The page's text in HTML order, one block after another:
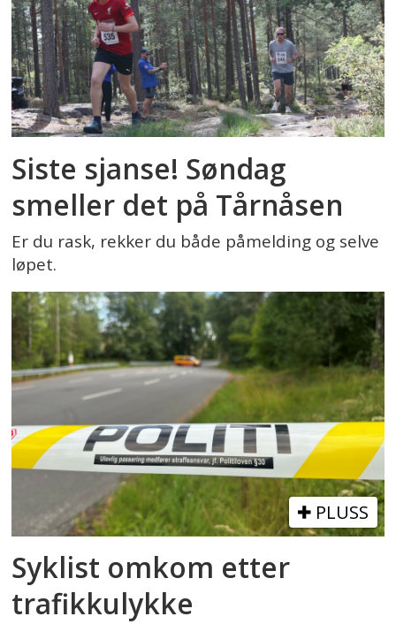
Siste sjanse! Søndag
smeller det på Tårnåsen
Er du rask, rekker du både påmelding og selve
løpet.
PLUSS
Syklist omkom etter
trafikkulykke